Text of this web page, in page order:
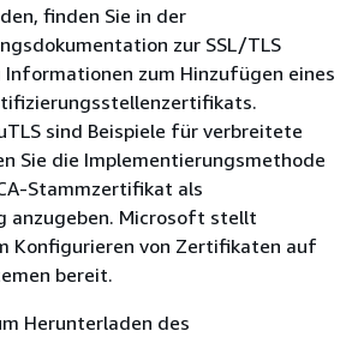
finden Sie in der
zur SSL/TLS
zum Hinzufügen eines
sind Beispiele für verbreitete
Sie die Implementierungsmethode
Stammzertifikat als
anzugeben. Microsoft stellt
Konfigurieren von Zertifikaten auf
bereit.
Herunterladen des